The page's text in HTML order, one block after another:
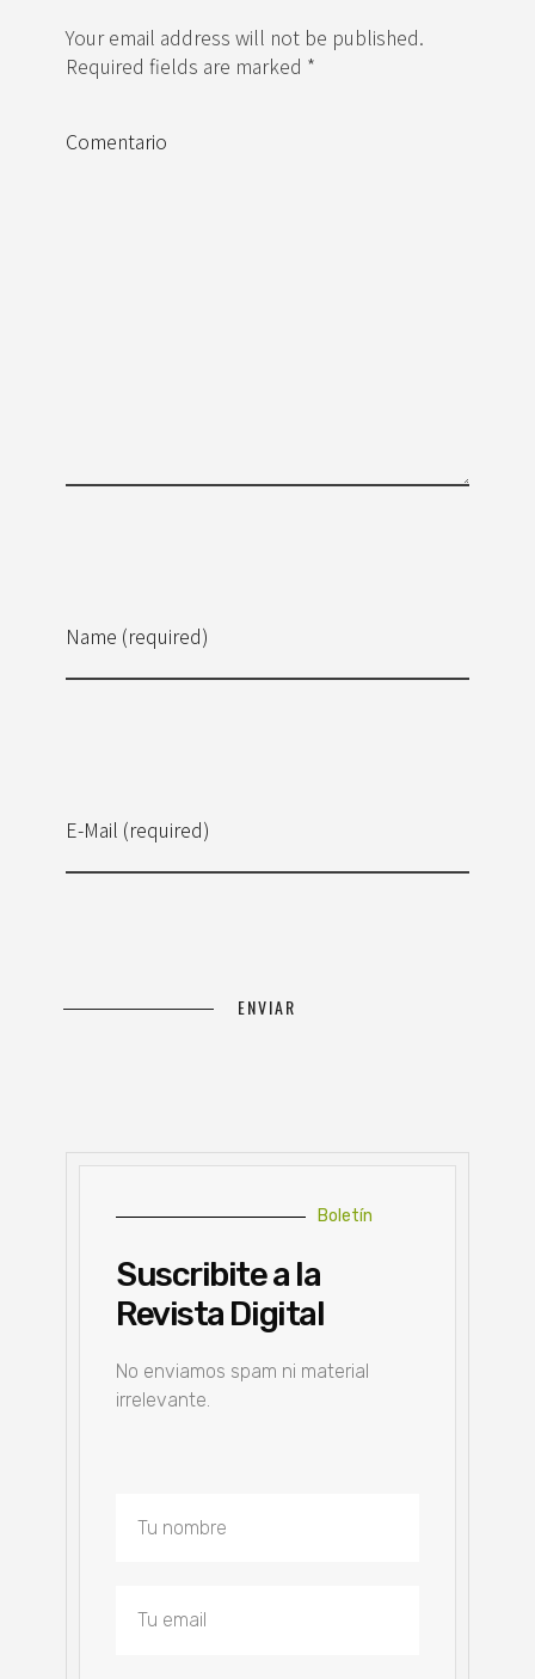
Your email address will not be published.
Required fields are marked *
Name (required)
E-Mail (required)
Comentario
Boletín
Suscribite a la
Revista Digital
No enviamos spam ni material
irrelevante.